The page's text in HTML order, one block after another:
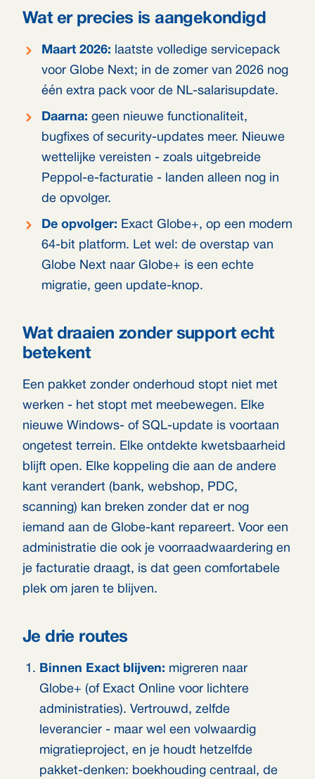
Wat er precies is aangekondigd
Maart 2026: laatste volledige servicepack
voor Globe Next; in de zomer van 2026 nog
één extra pack voor de NL-salarisupdate.
Daarna: geen nieuwe functionaliteit,
bugfixes of security-updates meer. Nieuwe
wettelijke vereisten - zoals uitgebreide
Peppol-e-facturatie - landen alleen nog in
de opvolger.
De opvolger: Exact Globe+, op een modern
64-bit platform. Let wel: de overstap van
Globe Next naar Globe+ is een echte
migratie, geen update-knop.
Wat draaien zonder support echt
betekent
Een pakket zonder onderhoud stopt niet met
werken - het stopt met meebewegen. Elke
nieuwe Windows- of SQL-update is voortaan
ongetest terrein. Elke ontdekte kwetsbaarheid
blijft open. Elke koppeling die aan de andere
kant verandert (bank, webshop, PDC,
scanning) kan breken zonder dat er nog
iemand aan de Globe-kant repareert. Voor een
administratie die ook je voorraadwaardering en
je facturatie draagt, is dat geen comfortabele
plek om jaren te blijven.
Je drie routes
Binnen Exact blijven: migreren naar
Globe+ (of Exact Online voor lichtere
administraties). Vertrouwd, zelfde
leverancier - maar wel een volwaardig
migratieproject, en je houdt hetzelfde
pakket-denken: boekhouding centraal, de